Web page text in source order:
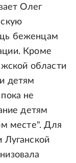
Олег
беженцам
Кроме
области
детям
не
детям
месте". Для